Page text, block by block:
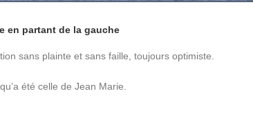
en partant de la gauche
sans plainte et sans faille, toujours optimiste.
été celle de Jean Marie.